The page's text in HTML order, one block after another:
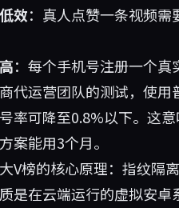
效：真人点赞一条视频
：每个手机号注册一个真
代运营团队的测试，使
率可降至0.8%以下。这
案能用3个月。
V榜的核心原理：指纹隔
是在云端运行的虚拟安